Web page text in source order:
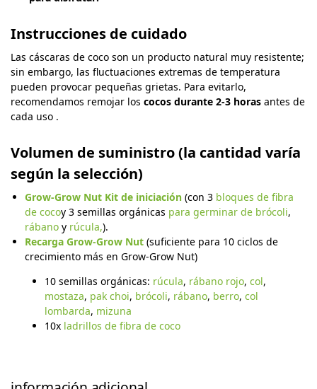
Instrucciones de cuidado
Las cáscaras de coco son un producto natural muy resistente;
sin embargo, las fluctuaciones extremas de temperatura
pueden provocar pequeñas grietas. Para evitarlo,
recomendamos remojar los cocos durante 2-3 horas antes de
cada uso .
Volumen de suministro (la cantidad varía
según la selección)
Grow-Grow Nut Kit de iniciación (con 3 bloques de fibra
de cocoy 3 semillas orgánicas para germinar de brócoli,
rábano y rúcula,).
Recarga Grow-Grow Nut (suficiente para 10 ciclos de
crecimiento más en Grow-Grow Nut)
10 semillas orgánicas: rúcula, rábano rojo, col,
mostaza, pak choi, brócoli, rábano, berro, col
lombarda, mizuna
10x ladrillos de fibra de coco